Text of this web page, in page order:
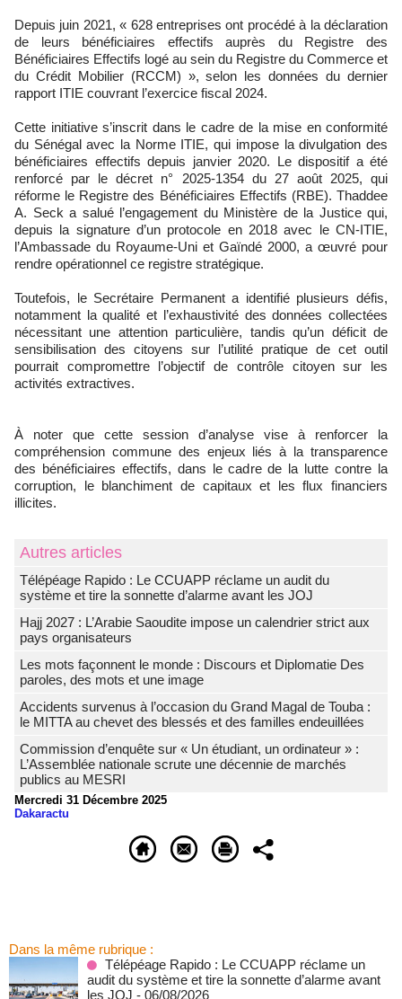
Depuis juin 2021, « 628 entreprises ont procédé à la déclaration
de leurs bénéficiaires effectifs auprès du Registre des
Bénéficiaires Effectifs logé au sein du Registre du Commerce et
du Crédit Mobilier (RCCM) », selon les données du dernier
rapport ITIE couvrant l’exercice fiscal 2024.
Cette initiative s’inscrit dans le cadre de la mise en conformité
du Sénégal avec la Norme ITIE, qui impose la divulgation des
bénéficiaires effectifs depuis janvier 2020. Le dispositif a été
renforcé par le décret n° 2025-1354 du 27 août 2025, qui
réforme le Registre des Bénéficiaires Effectifs (RBE). Thaddee
A. Seck a salué l’engagement du Ministère de la Justice qui,
depuis la signature d’un protocole en 2018 avec le CN-ITIE,
l’Ambassade du Royaume-Uni et Gaïndé 2000, a œuvré pour
rendre opérationnel ce registre stratégique.
Toutefois, le Secrétaire Permanent a identifié plusieurs défis,
notamment la qualité et l’exhaustivité des données collectées
nécessitant une attention particulière, tandis qu’un déficit de
sensibilisation des citoyens sur l’utilité pratique de cet outil
pourrait compromettre l’objectif de contrôle citoyen sur les
activités extractives.
À noter que cette session d’analyse vise à renforcer la
compréhension commune des enjeux liés à la transparence
des bénéficiaires effectifs, dans le cadre de la lutte contre la
corruption, le blanchiment de capitaux et les flux financiers
illicites.
Autres articles
Télépéage Rapido : Le CCUAPP réclame un audit du
système et tire la sonnette d’alarme avant les JOJ
Hajj 2027 : L’Arabie Saoudite impose un calendrier strict aux
pays organisateurs
Les mots façonnent le monde : Discours et Diplomatie Des
paroles, des mots et une image
Accidents survenus à l’occasion du Grand Magal de Touba :
le MITTA au chevet des blessés et des familles endeuillées
Commission d’enquête sur « Un étudiant, un ordinateur » :
L’Assemblée nationale scrute une décennie de marchés
publics au MESRI
Mercredi 31 Décembre 2025
Dakaractu
Dans la même rubrique :
Télépéage Rapido : Le CCUAPP réclame un
audit du système et tire la sonnette d’alarme avant
les JOJ - 06/08/2026